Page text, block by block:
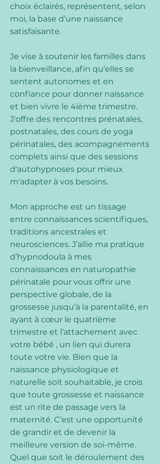
choix éclairés, représentent, selon
moi, la base d’une naissance
satisfaisante.
Je vise à soutenir les familles dans
la bienveillance, afin qu’elles se
sentent autonomes et en
confiance pour donner naissance
et bien vivre le 4ième trimestre.
J'offre des rencontres prénatales,
postnatales, des cours de yoga
périnatales, des acompagnements
complets ainsi que des sessions
d'autohypnoses pour mieux
m'adapter à vos besoins.
Mon approche est un tissage
entre connaissances scientifiques,
traditions ancestrales et
neurosciences. J’allie ma pratique
d’hypnodoula à mes
connaissances en naturopathie
périnatale pour vous offrir une
perspective globale, de la
grossesse jusqu’à la parentalité, en
ayant à cœur le quatrième
trimestre et l’attachement avec
votre bébé , un lien qui durera
toute votre vie. Bien que la
naissance physiologique et
naturelle soit souhaitable, je crois
que toute grossesse et naissance
est un rite de passage vers la
maternité. C’est une opportunité
de grandir et de devenir la
meilleure version de soi-même.
Quel que soit le déroulement des